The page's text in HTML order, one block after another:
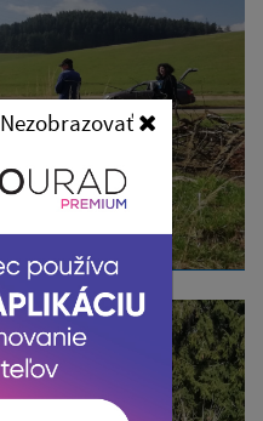
Nezobrazovať